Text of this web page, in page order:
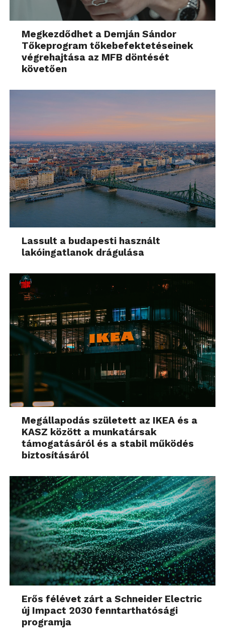
Megkezdődhet a Demján Sándor
Tőkeprogram tőkebefektetéseinek
végrehajtása az MFB döntését
követően
Lassult a budapesti használt
lakóingatlanok drágulása
Megállapodás született az IKEA és a
KASZ között a munkatársak
támogatásáról és a stabil működés
biztosításáról
Erős félévet zárt a Schneider Electric
új Impact 2030 fenntarthatósági
programja